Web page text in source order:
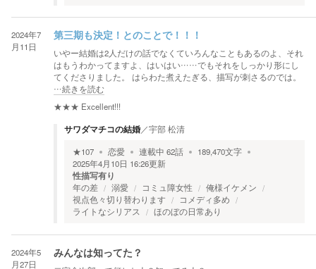
2024年7
月11日
第三期も決定！とのことで！！！
いやー結婚は2人だけの話でなくていろんなこともあるのよ、それ
はもうわかってますよ、はいはい……でもそれをしっかり形にし
てくださりました。 はらわた煮えたぎる、描写が刺さるのでは。
…続きを読む
★★★ Excellent!!!
サワダマチコの結婚／宇部 松清
★107 恋愛 連載中 62話 189,470文字
2025年4月10日 16:26更新
性描写有り
年の差 溺愛 コミュ障女性
俺様イケメン
視点色々切り替わります
コメディ多め
ライトなシリアス
ほのぼの日常あり
2024年5
月27日
みんなは知ってた？